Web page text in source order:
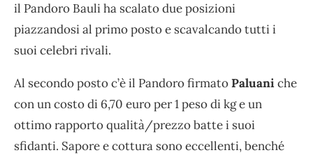
il Pandoro Bauli ha scalato due posizioni
piazzandosi al primo posto e scavalcando tutti i
suoi celebri rivali.
Al secondo posto c’è il Pandoro firmatoPaluaniche
con un costo di 6,70 euro per 1 peso di kg e un
ottimo rapporto qualità/prezzo batte i suoi
sfidanti. Sapore e cottura sono eccellenti, benché